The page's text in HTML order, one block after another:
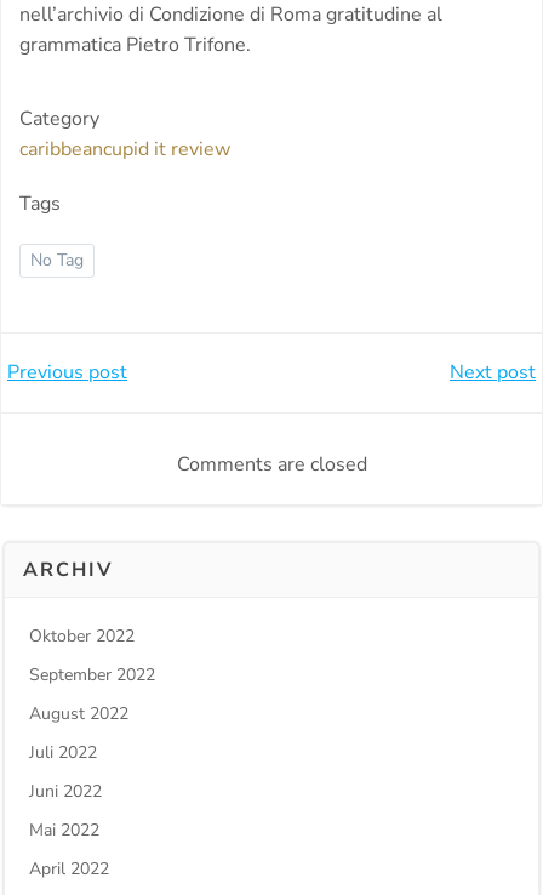
nell’archivio di Condizione di Roma gratitudine al
grammatica Pietro Trifone.
Category
caribbeancupid it review
Tags
No Tag
Beitragsnavigation
Previous post Next post
Comments are closed
ARCHIV
Oktober 2022
September 2022
August 2022
Juli 2022
Juni 2022
Mai 2022
April 2022